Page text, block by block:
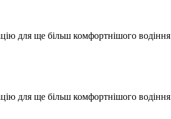
для ще більш комфортнішого
для ще більш комфортнішого